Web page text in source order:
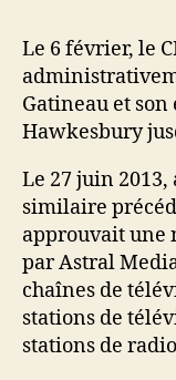
Le 6 février, le
Gatineau et
Hawkesbury
Le 27 juin
similaire
approuvait une
par Astral
chaînes de
stations de
stations de